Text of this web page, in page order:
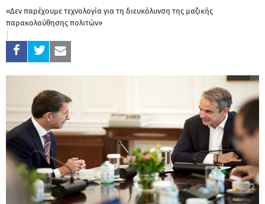
«Δεν παρέχουμε τεχνολογία για τη διευκόλυνση της μαζικής
παρακολούθησης πολιτών»